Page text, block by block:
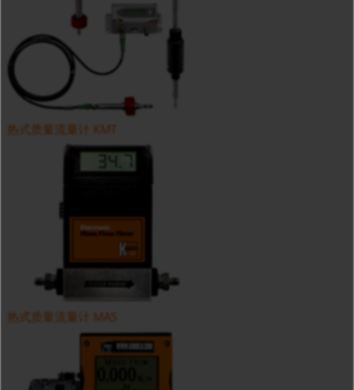
热式质量流量计 KMT
热式质量流量计 MAS